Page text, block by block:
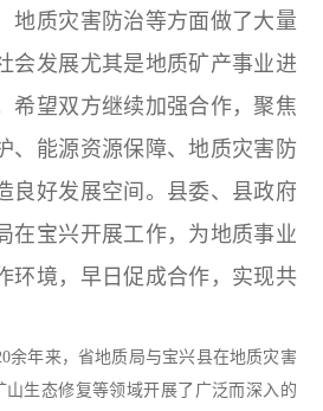
地质灾害防治等方面做了大量
会发展尤其是地质矿产事业进
希望双方继续加强合作，聚焦
、能源资源保障、地质灾害防
良好发展空间。 县委、县政府
在宝兴开展工作，为地质事业
环境，早日促成合作，实现共
年来，省地质局与宝兴县在地质灾害
山生态修复等领域开展了广泛而深入的